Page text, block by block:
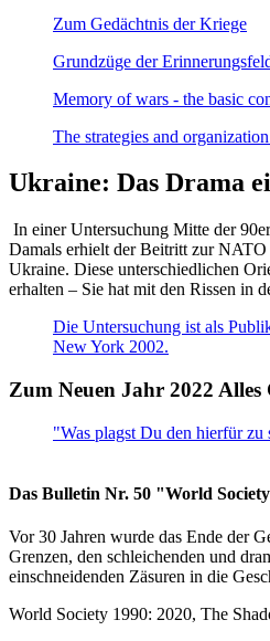
Zum Gedächtnis der Kriege
Grundzüge der
Memory of wars - the basic
The strategies and
Ukraine: Das Drama
In einer Untersuchung Mitte der
Damals erhielt der Beitritt zur
Ukraine. Diese unterschiedlichen
erhalten – Sie hat mit den Rissen in
Die Untersuchung ist als
New York 2002.
Zum Neuen Jahr 2022 Alles
"Was plagst Du den hierfür
Das Bulletin Nr. 50 "World
Vor 30 Jahren wurde das Ende der
Grenzen, den schleichenden und
einschneidenden Zäsuren in die
World Society 1990: 2020, The